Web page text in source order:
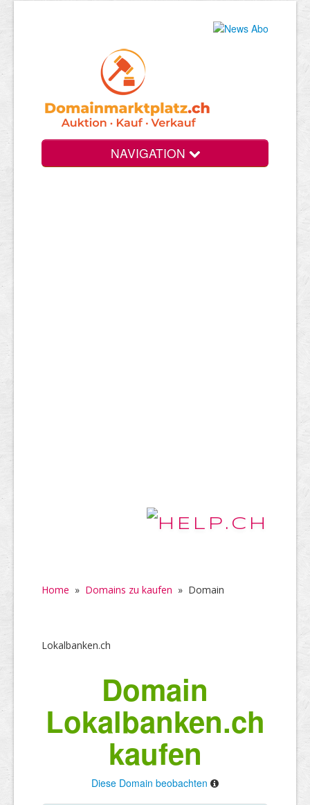
NAVIGATION
Home » Domains zu kaufen » Domain
Lokalbanken.ch
Domain
Lokalbanken.ch
kaufen
Diese Domain beobachten